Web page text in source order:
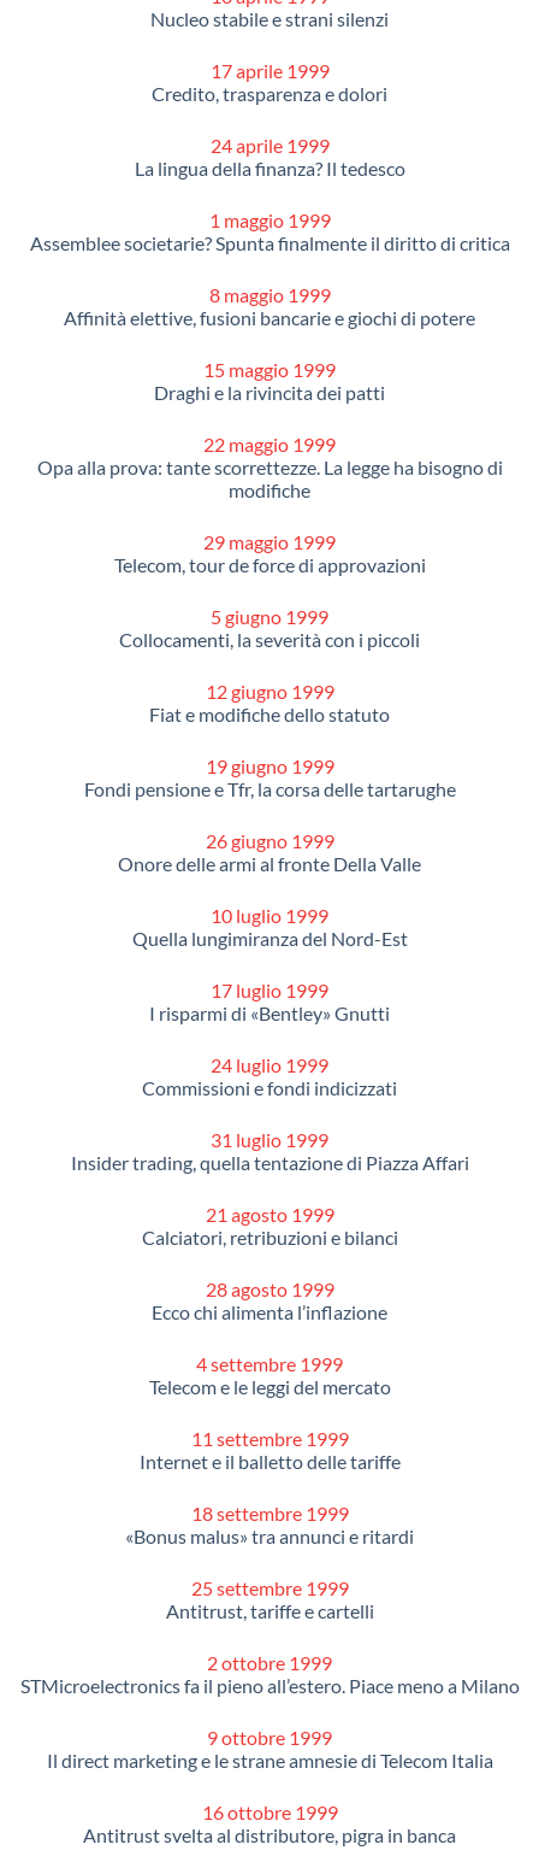
Nucleo stabile e strani silenzi
17 aprile 1999
Credito, trasparenza e dolori
24 aprile 1999
La lingua della finanza? Il tedesco
1 maggio 1999
Assemblee societarie? Spunta finalmente il diritto di critica
8 maggio 1999
Affinità elettive, fusioni bancarie e giochi di potere
15 maggio 1999
Draghi e la rivincita dei patti
22 maggio 1999
Opa alla prova: tante scorrettezze. La legge ha bisogno di
modifiche
29 maggio 1999
Telecom, tour de force di approvazioni
5 giugno 1999
Collocamenti, la severità con i piccoli
12 giugno 1999
Fiat e modifiche dello statuto
19 giugno 1999
Fondi pensione e Tfr, la corsa delle tartarughe
26 giugno 1999
Onore delle armi al fronte Della Valle
10 luglio 1999
Quella lungimiranza del Nord-Est
17 luglio 1999
I risparmi di «Bentley» Gnutti
24 luglio 1999
Commissioni e fondi indicizzati
31 luglio 1999
Insider trading, quella tentazione di Piazza Affari
21 agosto 1999
Calciatori, retribuzioni e bilanci
28 agosto 1999
Ecco chi alimenta l’inflazione
4 settembre 1999
Telecom e le leggi del mercato
11 settembre 1999
Internet e il balletto delle tariffe
18 settembre 1999
«Bonus malus» tra annunci e ritardi
25 settembre 1999
Antitrust, tariffe e cartelli
2 ottobre 1999
STMicroelectronics fa il pieno all’estero. Piace meno a Milano
9 ottobre 1999
Il direct marketing e le strane amnesie di Telecom Italia
16 ottobre 1999
Antitrust svelta al distributore, pigra in banca